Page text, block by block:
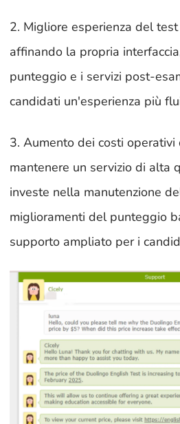
2. Migliore esperienza del
affinando la propria
punteggio e i servizi post-
candidati un'esperienza più
3. Aumento dei costi operativi
mantenere un servizio di alta
investe nella manutenzione
miglioramenti del punteggio
supporto ampliato per i